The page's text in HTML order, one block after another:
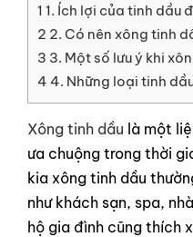
1 1. Ích lợi của tinh dầu
2 2. Có nên xông tinh
3 3. Một số lưu ý khi
4 4. Những loại tinh
Xông tinh dầu là một
ưa chuộng trong thời
kia xông tinh dầu
như khách sạn, spa,
hộ gia đình cũng thích